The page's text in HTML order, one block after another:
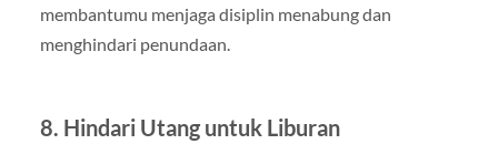
membantumu menjaga disiplin menabung dan
menghindari penundaan.
8. Hindari Utang untuk Liburan